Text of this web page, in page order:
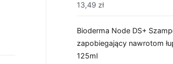
13,49 zł
Bioderma Node DS+
zapobiegający nawrotom
125ml